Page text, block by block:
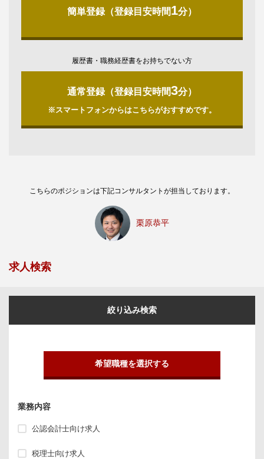
簡単登録（登録目安時間1分）
履歴書・職務経歴書をお持ちでない方
通常登録（登録目安時間3分）
※スマートフォンからはこちらがおすすめです。
こちらのポジションは下記コンサルタントが担当しております。
栗原恭平
求人検索
絞り込み検索
希望職種を選択する
業務内容
公認会計士向け求人
税理士向け求人